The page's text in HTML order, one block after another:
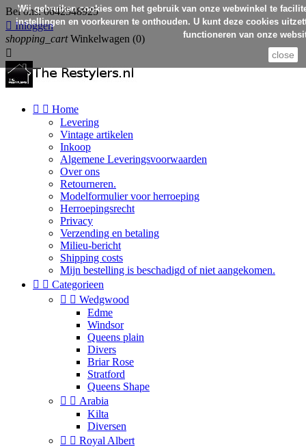
Bel ons:0642548925
 Inloggen
shopping_cart Winkelwagen (0)

  Home
Levering
Vintage artikelen
Inkoop
Algemene Leveringsvoorwaarden
Over ons
Retourneren.
Modelformulier voor herroeping
Herroepingsrecht
Privacy
Verzending en betaling
Milieu-bericht
Shipping costs
Mijn bestelling is beschadigd of niet aangekomen.
  Categorieen
  Wedgwood
Edme
Windsor
Queens plain
Divers
Briar Rose
Stratford
Queens Shape
  Arabia
Kilta
Diversen
  Royal Albert
Wij gebruiken cookies om het gebruik van onze webwinkel te
instellingen en voorkeuren te onthouden. U kunt deze cookies
functioneren van onze
close